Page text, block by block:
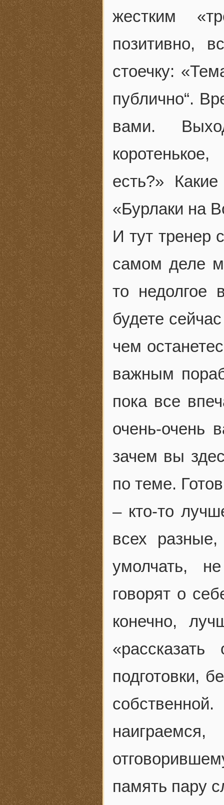
жестким
позитивно,
стоечку:
публично“.
вами.
есть?»
«Бурлаки на
И тут тренер
самом деле
то недолгое
будете
чем
важным
пока все
очень-очень
зачем вы
по теме.
– кто-то
всех
умолчать,
говорят о
конечно,
подготовки,
память пару